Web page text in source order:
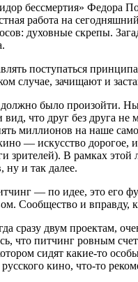
бессмертия» Федора
работа на
духовные скрепы.
поступаться
случае, зачищают и
было произойти.
что друг без друга
миллионов на наше
— искусство дорогое,
зрителей). В рамках
ну и так далее.
— по идее, это
Сообщество и вправду,
двум проектам,
питчинг ровным
сидят какие-то
кино, что-то